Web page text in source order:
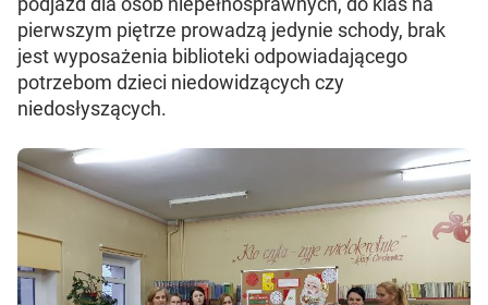
pierwszym piętrze prowadzą jedynie schody, brak
jest wyposażenia biblioteki odpowiadającego
potrzebom dzieci niedowidzących czy
niedosłyszących.